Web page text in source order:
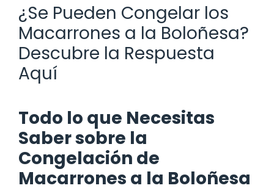
¿Se Pueden Congelar los
Macarrones a la Boloñesa?
Descubre la Respuesta
Aquí
Todo lo que Necesitas
Saber sobre la
Congelación de
Macarrones a la Boloñesa